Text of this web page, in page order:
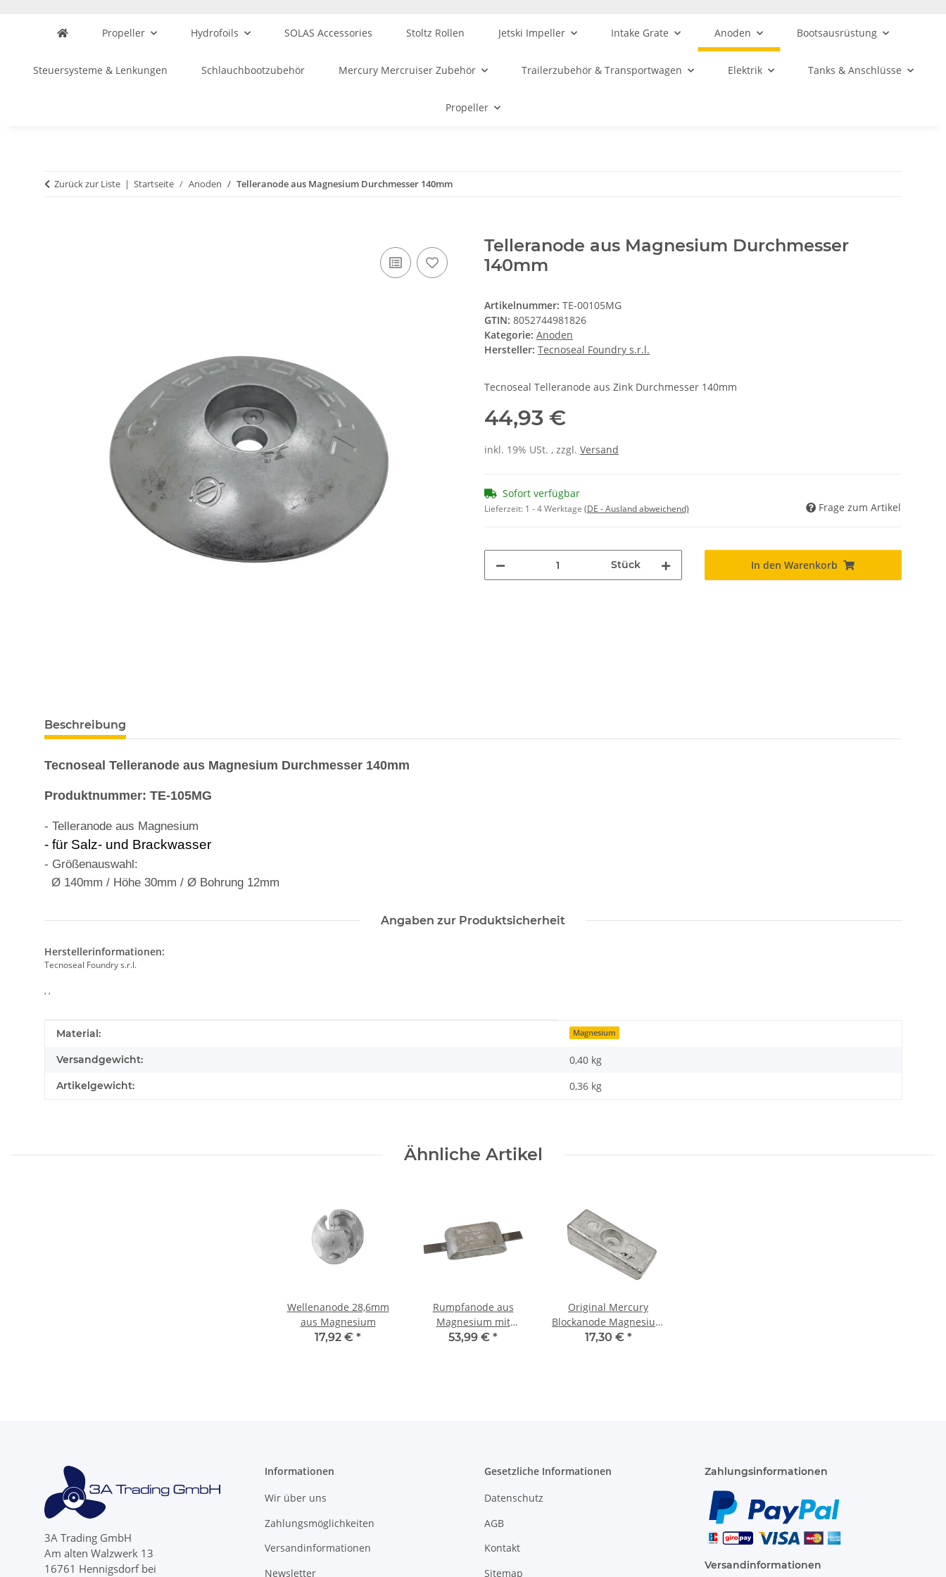
Propeller Hydrofoils SOLAS Accessories Stoltz Rollen Jetski Impeller Intake Grate Anoden Bootsausrüstung
Steuersysteme & Lenkungen Schlauchbootzubehör Mercury Mercruiser Zubehör Trailerzubehör & Transportwagen Elektrik Tanks & Anschlüsse
Propeller
Zurück zur Liste Startseite Anoden Telleranode aus Magnesium Durchmesser 140mm
Telleranode aus Magnesium Durchmesser
140mm
Artikelnummer: TE-00105MG
GTIN: 8052744981826
Kategorie: Anoden
Hersteller: Tecnoseal Foundry s.r.l.
Tecnoseal Telleranode aus Zink Durchmesser 140mm
44,93 €
inkl. 19% USt. , zzgl. Versand
Sofort verfügbar
Lieferzeit: 1 - 4 Werktage (DE - Ausland abweichend) Frage zum Artikel
Stück In den Warenkorb
Beschreibung
Tecnoseal Telleranode aus Magnesium Durchmesser 140mm
Produktnummer: TE-105MG
- Telleranode aus Magnesium
- für Salz- und Brackwasser
- Größenauswahl:
Ø 140mm / Höhe 30mm / Ø Bohrung 12mm
Angaben zur Produktsicherheit
Herstellerinformationen:
Tecnoseal Foundry s.r.l.
, ,
Produkteigenschaft
Wert
Material: Magnesium
Versandgewicht: 0,40 kg
Artikelgewicht: 0,36 kg
Ähnliche Artikel
Wellenanode 28,6mm
aus Magnesium
17,92 € *
Rumpfanode aus
Magnesium mit
Aluminium Lasche
53,99 € *
Original Mercury
Blockanode Magnesium
30 bis 300PS 826134T3
17,30 € *
3A Trading GmbH
Am alten Walzwerk 13
16761 Hennigsdorf bei
Informationen
Wir über uns
Zahlungsmöglichkeiten
Versandinformationen
Newsletter
Gesetzliche Informationen
Datenschutz
AGB
Kontakt
Sitemap
Zahlungsinformationen
Versandinformationen